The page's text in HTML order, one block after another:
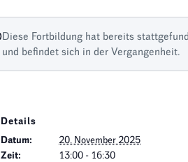
Diese Fortbildung hat bereits
und befindet sich in der Vergangenheit.
Details
Datum:
20. November 2025
Zeit:
13:00 - 16:30